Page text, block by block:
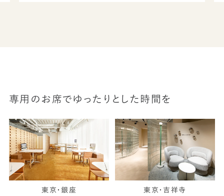
専用のお席でゆったりとした時間を
東京・銀座 東京・吉祥寺